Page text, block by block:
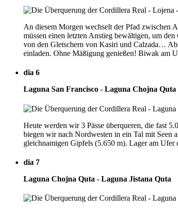
An diesem Morgen wechselt der Pfad zwischen
müssen einen letzten Anstieg bewältigen, um
von den Gletschern von Kasiri und Calzada…
einladen. Ohne Mäßigung genießen! Biwak am
dia 6
Laguna San Francisco - Laguna Chojna Quta
Heute werden wir 3 Pässe überqueren, die fast
biegen wir nach Nordwesten in ein Tal mit Seen
gleichnamigen Gipfels (5.650 m). Lager am Ufer
dia 7
Laguna Chojna Quta - Laguna Jistana Quta